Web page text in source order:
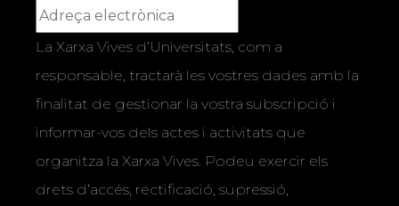
La Xarxa Vives d’Universitats, com a
responsable, tractarà les vostres dades amb la
finalitat de gestionar la vostra subscripció i
informar-vos dels actes i activitats que
organitza la Xarxa Vives. Podeu exercir els
drets d’accés, rectificació, supressió,